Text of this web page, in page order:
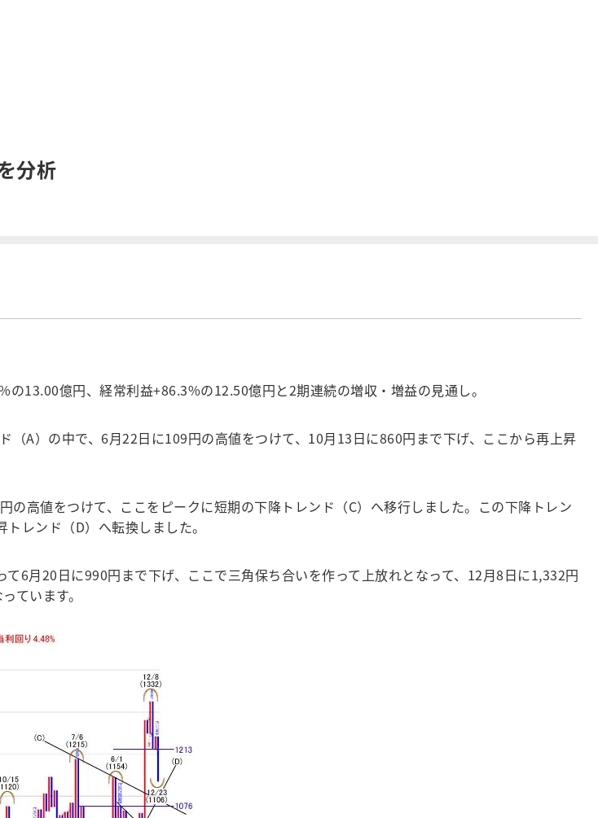
分析
13.00億円、経常利益+86.3%の12.50億円と2期連続の増収・増益の見通し。
A）の中で、6月22日に109円の高値をつけて、10月13日に860円まで下げ、ここから再上昇
高値をつけて、ここをピークに短期の下降トレンド（C）へ移行しました。この下降トレン
レンド（D）へ転換しました。
6月20日に990円まで下げ、ここで三角保ち合いを作って上放れとなって、12月8日に1,332円
ています。